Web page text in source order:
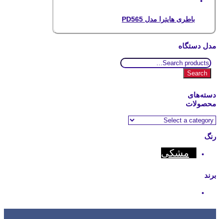
باطری هایترا مدل PD565
مدل دستگاه
Search
for:
Search
دسته‌های
محصولات
رنگ
مشکی
برند